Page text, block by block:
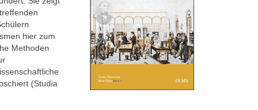
hier zum
Methoden
(Studia